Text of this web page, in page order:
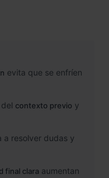
evita que se enfríen
contexto previo y
a resolver dudas y
final clara aumentan